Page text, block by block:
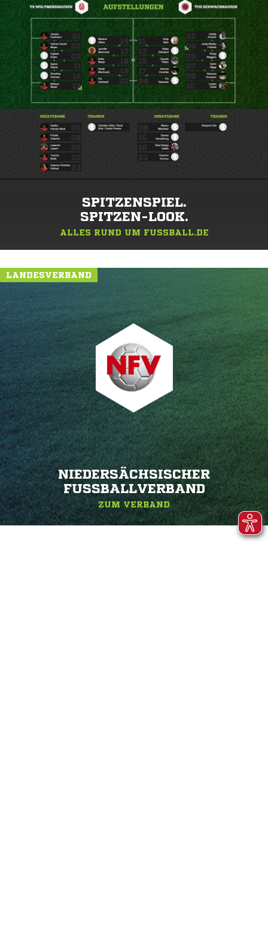
SPITZENSPIEL.
SPITZEN-LOOK.
ALLES RUND UM FUSSBALL.DE
LANDESVERBAND
NIEDERSÄCHSISCHER
FUSSBALLVERBAND
ZUM VERBAND